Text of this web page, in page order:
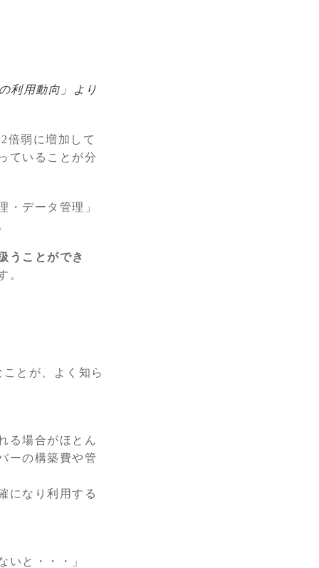
利用動向」より
倍弱に増加して
ていることが分
・データ管理」
うことができ
。
とが、よく知ら
る場合がほとん
ーの構築費や管
になり利用する
いと・・・」